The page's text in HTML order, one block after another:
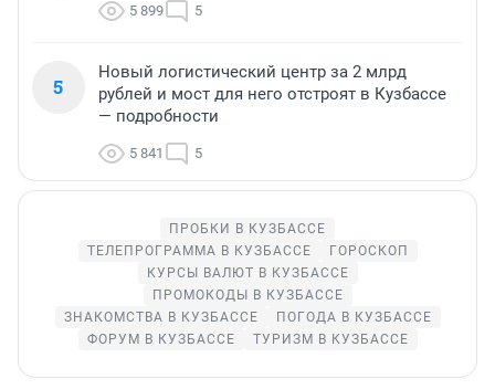
5 899 5
5
Новый логистический центр за 2 млрд
рублей и мост для него отстроят в Кузбассе
— подробности
5 841 5
ПРОБКИ В КУЗБАССЕ
ТЕЛЕПРОГРАММА В КУЗБАССЕ
ГОРОСКОП
КУРСЫ ВАЛЮТ В КУЗБАССЕ
ПРОМОКОДЫ В КУЗБАССЕ
ЗНАКОМСТВА В КУЗБАССЕ
ПОГОДА В КУЗБАССЕ
ФОРУМ В КУЗБАССЕ
ТУРИЗМ В КУЗБАССЕ